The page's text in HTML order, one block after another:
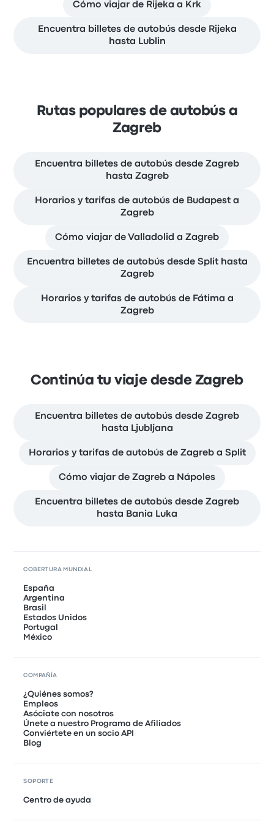
Cómo viajar de Rijeka a Krk
Encuentra billetes de autobús desde Rijeka
hasta Lublin
Rutas populares de autobús a
Zagreb
Encuentra billetes de autobús desde Zagreb
hasta Zagreb
Horarios y tarifas de autobús de Budapest a
Zagreb
Cómo viajar de Valladolid a Zagreb
Encuentra billetes de autobús desde Split hasta
Zagreb
Horarios y tarifas de autobús de Fátima a
Zagreb
Continúa tu viaje desde Zagreb
Encuentra billetes de autobús desde Zagreb
hasta Ljubljana
Horarios y tarifas de autobús de Zagreb a Split
Cómo viajar de Zagreb a Nápoles
Encuentra billetes de autobús desde Zagreb
hasta Bania Luka
COBERTURA MUNDIAL
España
Argentina
Brasil
Estados Unidos
Portugal
México
COMPAÑÍA
¿Quiénes somos?
Empleos
Asóciate con nosotros
Únete a nuestro Programa de Afiliados
Conviértete en un socio API
Blog
SOPORTE
Centro de ayuda